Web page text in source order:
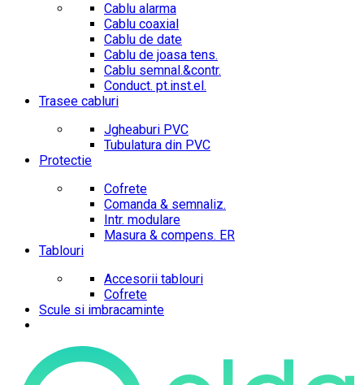
Cablu alarma
Cablu coaxial
Cablu de date
Cablu de joasa tens.
Cablu semnal.&contr.
Conduct. pt.inst.el.
Trasee cabluri
Jgheaburi PVC
Tubulatura din PVC
Protectie
Cofrete
Comanda & semnaliz.
Intr. modulare
Masura & compens. ER
Tablouri
Accesorii tablouri
Cofrete
Scule si imbracaminte